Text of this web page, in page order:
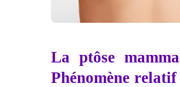
La ptôse
Phénomène